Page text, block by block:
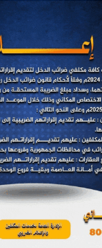
بث مباشر
(هندسة الوهم)
لمركز عين الإنسانية
اليمن
(مع السيد